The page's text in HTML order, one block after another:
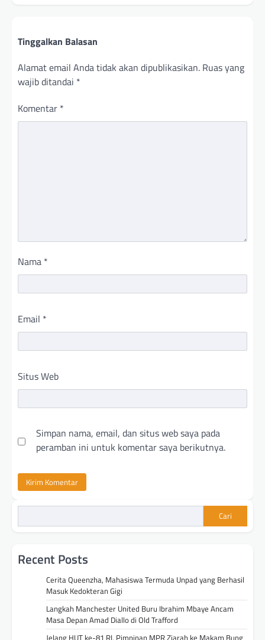
Tinggalkan Balasan
Alamat email Anda tidak akan dipublikasikan. Ruas yang
wajib ditandai *
Komentar *
Nama *
Email *
Situs Web
Simpan nama, email, dan situs web saya pada
peramban ini untuk komentar saya berikutnya.
Cari
Recent Posts
Cerita Queenzha, Mahasiswa Termuda Unpad yang Berhasil
Masuk Kedokteran Gigi
Langkah Manchester United Buru Ibrahim Mbaye Ancam
Masa Depan Amad Diallo di Old Trafford